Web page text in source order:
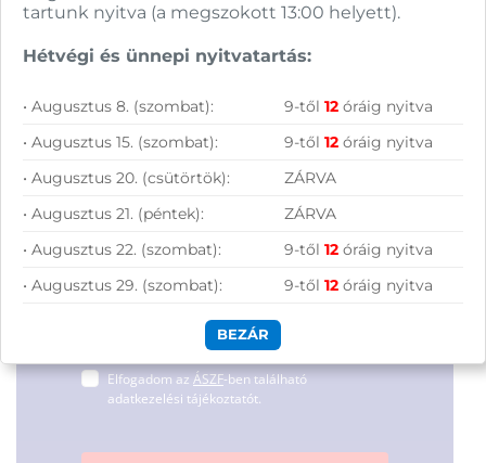
Azonosító:52177
Segítünk megtalálni a számodra legjobb
megoldásokat, legyen szó munkáról,
tanulásról vagy szórakozásról!
hírleveles közösségünkhöz, és hozd ki a
lehetőségeiből!
Hírlevelünkről bármikor leiratkozhatsz.
Elfogadom az ÁSZF-ben található
adatkezelési tájékoztatót.
tartunk nyitva (a megszokott 13:00 helyett).
Hétvégi és ünnepi nyitvatartás:
• Augusztus 8. (szombat): 9-től12 óráig nyitva
• Augusztus 15. (szombat):
9-től12 óráig nyitva
• Augusztus 20. (csütörtök):
ZÁRVA
• Augusztus 21. (péntek):
ZÁRVA
• Augusztus 22. (szombat):
9-től12 óráig nyitva
• Augusztus 29. (szombat):
9-től12 óráig nyitva
BEZÁR